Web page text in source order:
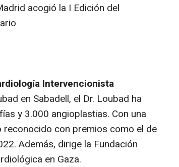
acogió la I Edición del
Intervencionista
en Sabadell, el Dr. Loubad ha
y 3.000 angioplastias. Con una
con premios como el de
Además, dirige la Fundación
en Gaza.